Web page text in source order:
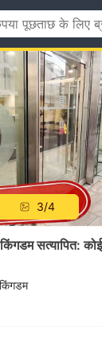
3/4
सत्यापित: कोई